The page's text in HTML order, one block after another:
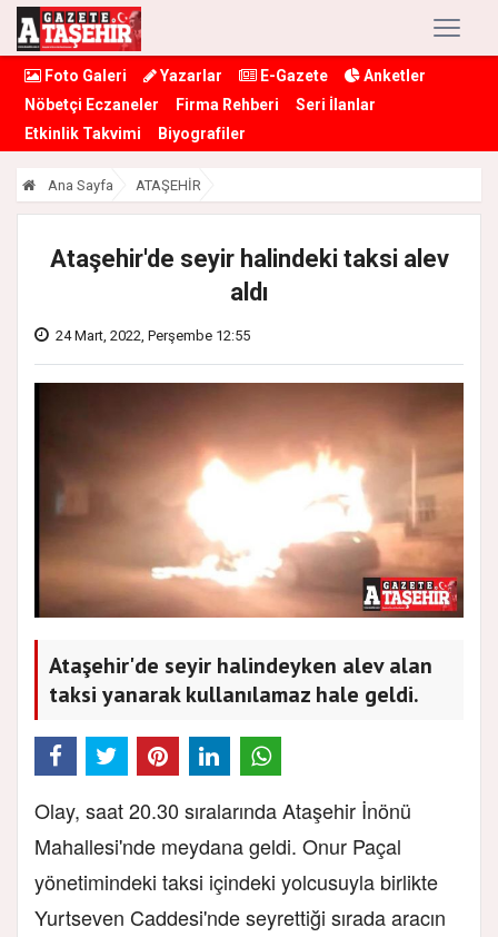
Foto Galeri Yazarlar E-Gazete
Anketler
Nöbetçi Eczaneler
Firma Rehberi
Seri İlanlar
Etkinlik Takvimi
Biyografiler
Ana Sayfa ATAŞEHİR
Ataşehir'de seyir halindeki taksi alev
aldı
24 Mart, 2022, Perşembe 12:55
Ataşehir'de seyir halindeyken alev alan
taksi yanarak kullanılamaz hale geldi.
Olay, saat 20.30 sıralarında Ataşehir İnönü
Mahallesi'nde meydana geldi. Onur Paçal
yönetimindeki taksi içindeki yolcusuyla birlikte
Yurtseven Caddesi'nde seyrettiği sırada aracın